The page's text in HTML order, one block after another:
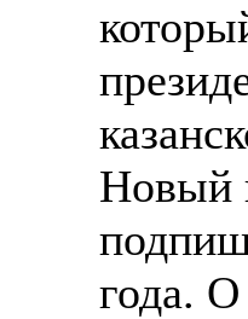
Новый
года. О